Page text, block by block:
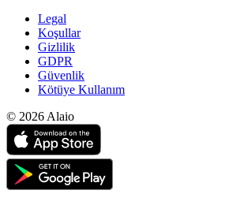
Legal
Koşullar
Gizlilik
GDPR
Güvenlik
Kötüye Kullanım
© 2026 Alaio